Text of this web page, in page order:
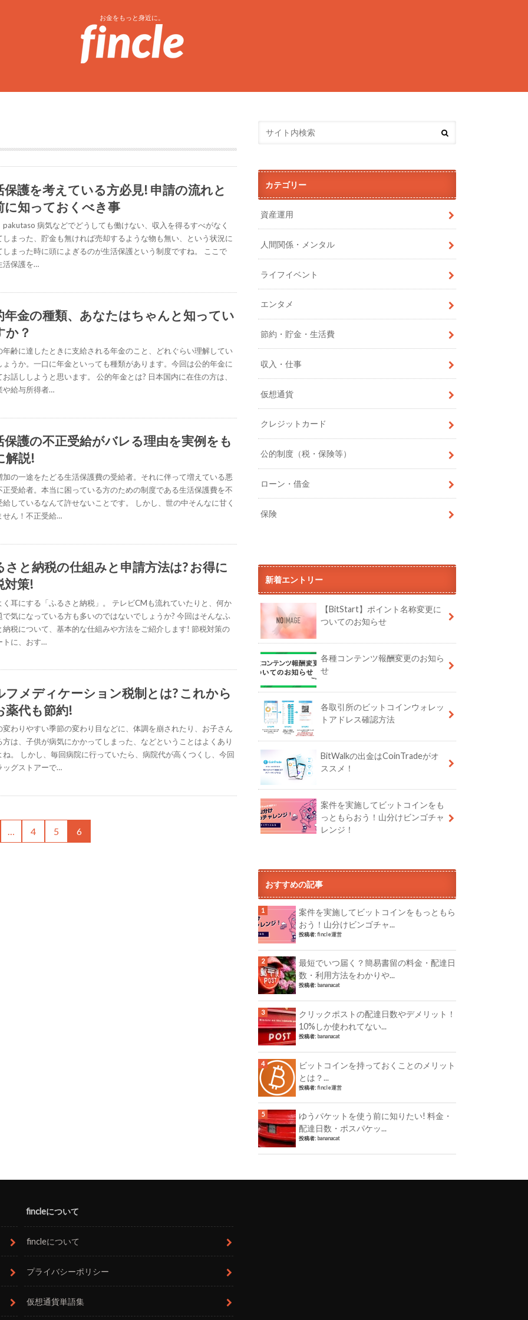
お金をもっと身近に。
保護を考えている方必見! 申請の流れと
に知っておくべき事
pakutaso 病気などでどうしても働けない、収入を得るすべがなく
しまった、貯金も無ければ売却するような物も無い、という状況に
しまった時に頭によぎるのが生活保護という制度ですね。 ここで
活保護を…
年金の種類、あなたはちゃんと知ってい
か？
年齢に達したときに支給される年金のこと、どれぐらい理解してい
ょうか。一口に年金といっても種類があります。今回は公的年金に
お話ししようと思います。 公的年金とは? 日本国内に在住の方は、
や給与所得者…
保護の不正受給がバレる理由を実例をも
解説!
加の一途をたどる生活保護費の受給者。それに伴って増えている悪
正受給者。本当に困っている方のための制度である生活保護費を不
給しているなんて許せないことです。 しかし、世の中そんなに甘く
せん！不正受給…
さと納税の仕組みと申請方法は? お得に
対策!
く耳にする「ふるさと納税」。 テレビCMも流れていたりと、何か
で気になっている方も多いのではないでしょうか? 今回はそんなふ
納税について、基本的な仕組みや方法をご紹介します! 節税対策の
トに、おす…
フメディケーション税制とは? これから
薬代も節約!
変わりやすい季節の変わり目などに、体調を崩されたり、お子さん
方は、子供が病気にかかってしまった、などということはよくあり
ね。 しかし、毎回病院に行っていたら、病院代が高くつくし、今回
ッグストアーで…
4 5 6
カテゴリー
資産運用
人間関係・メンタル
ライフイベント
エンタメ
節約・貯金・生活費
収入・仕事
仮想通貨
クレジットカード
公的制度（税・保険等）
ローン・借金
保険
新着エントリー
【BitStart】ポイント名称変更に
ついてのお知らせ
各種コンテンツ報酬変更のお知ら
せ
各取引所のビットコインウォレッ
トアドレス確認方法
BitWalkの出金はCoinTradeがオ
ススメ！
案件を実施してビットコインをも
っともらおう！山分けビンゴチャ
レンジ！
おすすめの記事
案件を実施してビットコインをもっともら
おう！山分けビンゴチャ...
投稿者:fincle運営
最短でいつ届く？簡易書留の料金・配達日
数・利用方法をわかりや...
投稿者: bananacat
クリックポストの配達日数やデメリット！
10%しか使われてない...
投稿者: bananacat
ビットコインを持っておくことのメリット
とは？...
投稿者:fincle運営
ゆうパケットを使う前に知りたい! 料金・
配達日数・ポスパケッ...
投稿者: bananacat
fincleについて
fincleについて
プライバシーポリシー
仮想通貨単語集